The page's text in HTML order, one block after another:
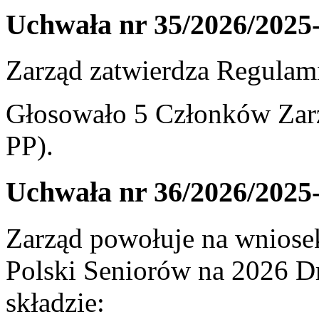
Uchwała nr 35/2026/
Zarząd zatwierdza
Głosowało 5 Członków
PP).
Uchwała nr 36/2026/
Zarząd powołuje na
Polski Seniorów na 2026
składzie: